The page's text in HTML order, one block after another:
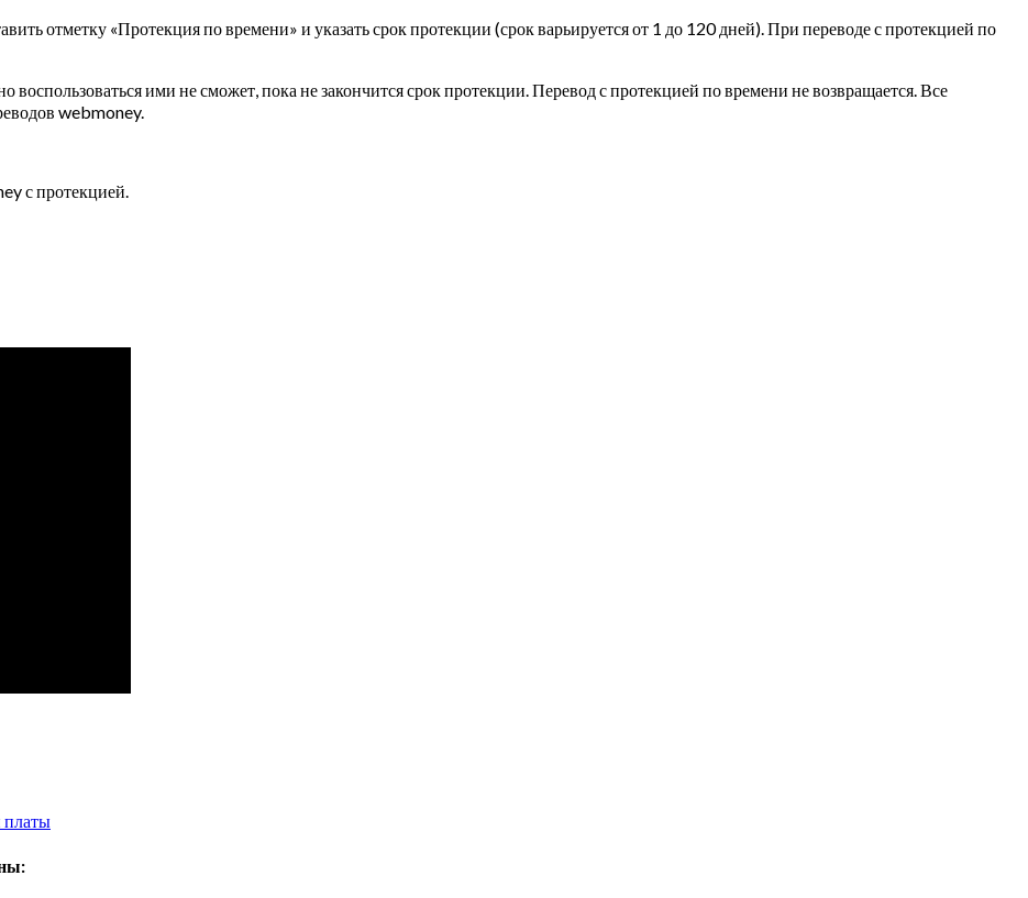
отметку «Протекция по времени» и указать срок протекции (срок варьируется от 1 до 120 дней). При переводе с протекцией по
воспользоваться ими не сможет, пока не закончится срок протекции. Перевод с протекцией по времени не возвращается. Все
webmoney.
с протекцией.
платы